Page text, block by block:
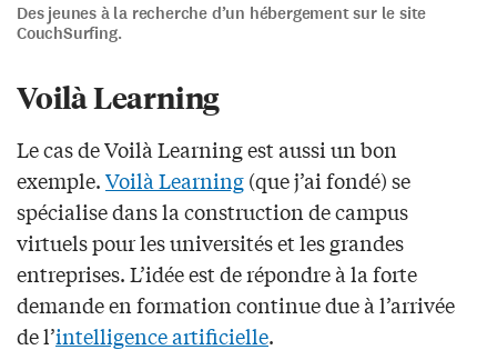
Des jeunes à la recherche d’un hébergement sur le site
CouchSurfing.
Voilà Learning
Le cas de Voilà Learning est aussi un bon
exemple.Voilà Learning(que j’ai fondé) se
spécialise dans la construction de campus
virtuels pour les universités et les grandes
entreprises. L’idée est de répondre à la forte
demande en formation continue due à l’arrivée
de l’intelligence artificielle.